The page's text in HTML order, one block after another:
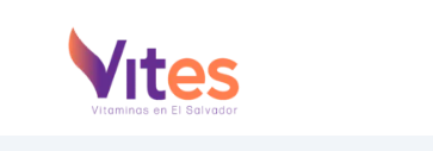
Contenido